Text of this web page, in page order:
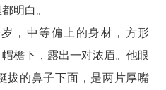
明白。
，中等偏上的身材，方形
檐下，露出一对浓眉。他眼
拔的鼻子下面，是两片厚嘴